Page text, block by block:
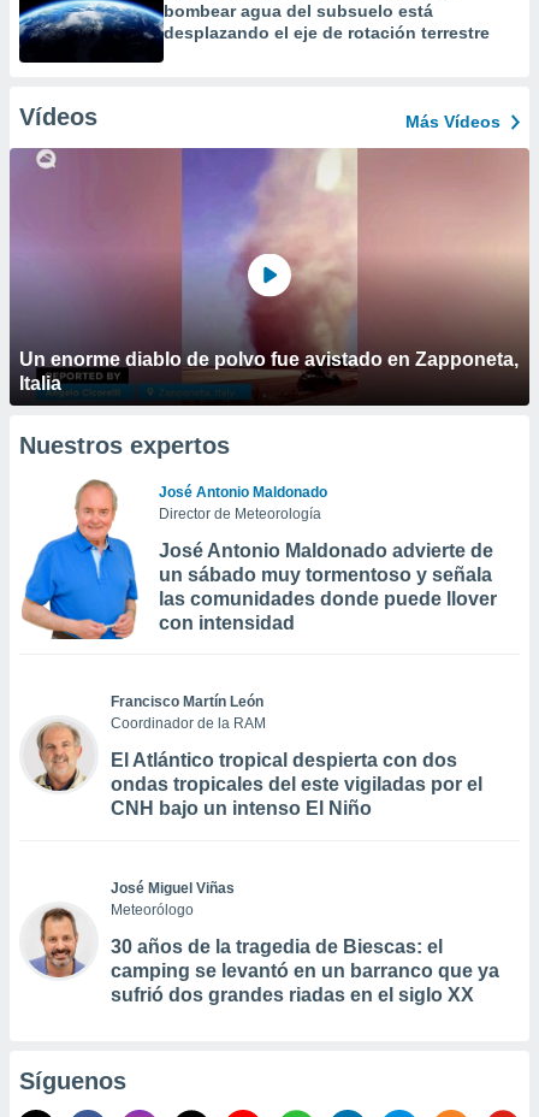
bombear agua del subsuelo está
desplazando el eje de rotación terrestre
Vídeos Más Vídeos
Un enorme diablo de polvo fue avistado en Zapponeta,
Italia
Nuestros expertos
José Antonio Maldonado
Director de Meteorología
José Antonio Maldonado advierte de
un sábado muy tormentoso y señala
las comunidades donde puede llover
con intensidad
Francisco Martín León
Coordinador de la RAM
El Atlántico tropical despierta con dos
ondas tropicales del este vigiladas por el
CNH bajo un intenso El Niño
José Miguel Viñas
Meteorólogo
30 años de la tragedia de Biescas: el
camping se levantó en un barranco que ya
sufrió dos grandes riadas en el siglo XX
Síguenos